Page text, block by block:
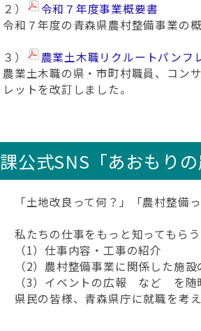
２）
令和７年度事業概要書
令和７年度の青森県農村整備事業の
３）
農業土木職リクルートパンフ
農業土木職の県・市町村職員、コン
レットを改訂しました。
課公式SNS「あおもりの
「土地改良って何？」「農村整備
私たちの仕事をもっと知ってもら
（1）仕事内容・工事の紹介
（2）農村整備事業に関係した施設
（3）イベントの広報 など を随時
県民の皆様、青森県庁に就職を考